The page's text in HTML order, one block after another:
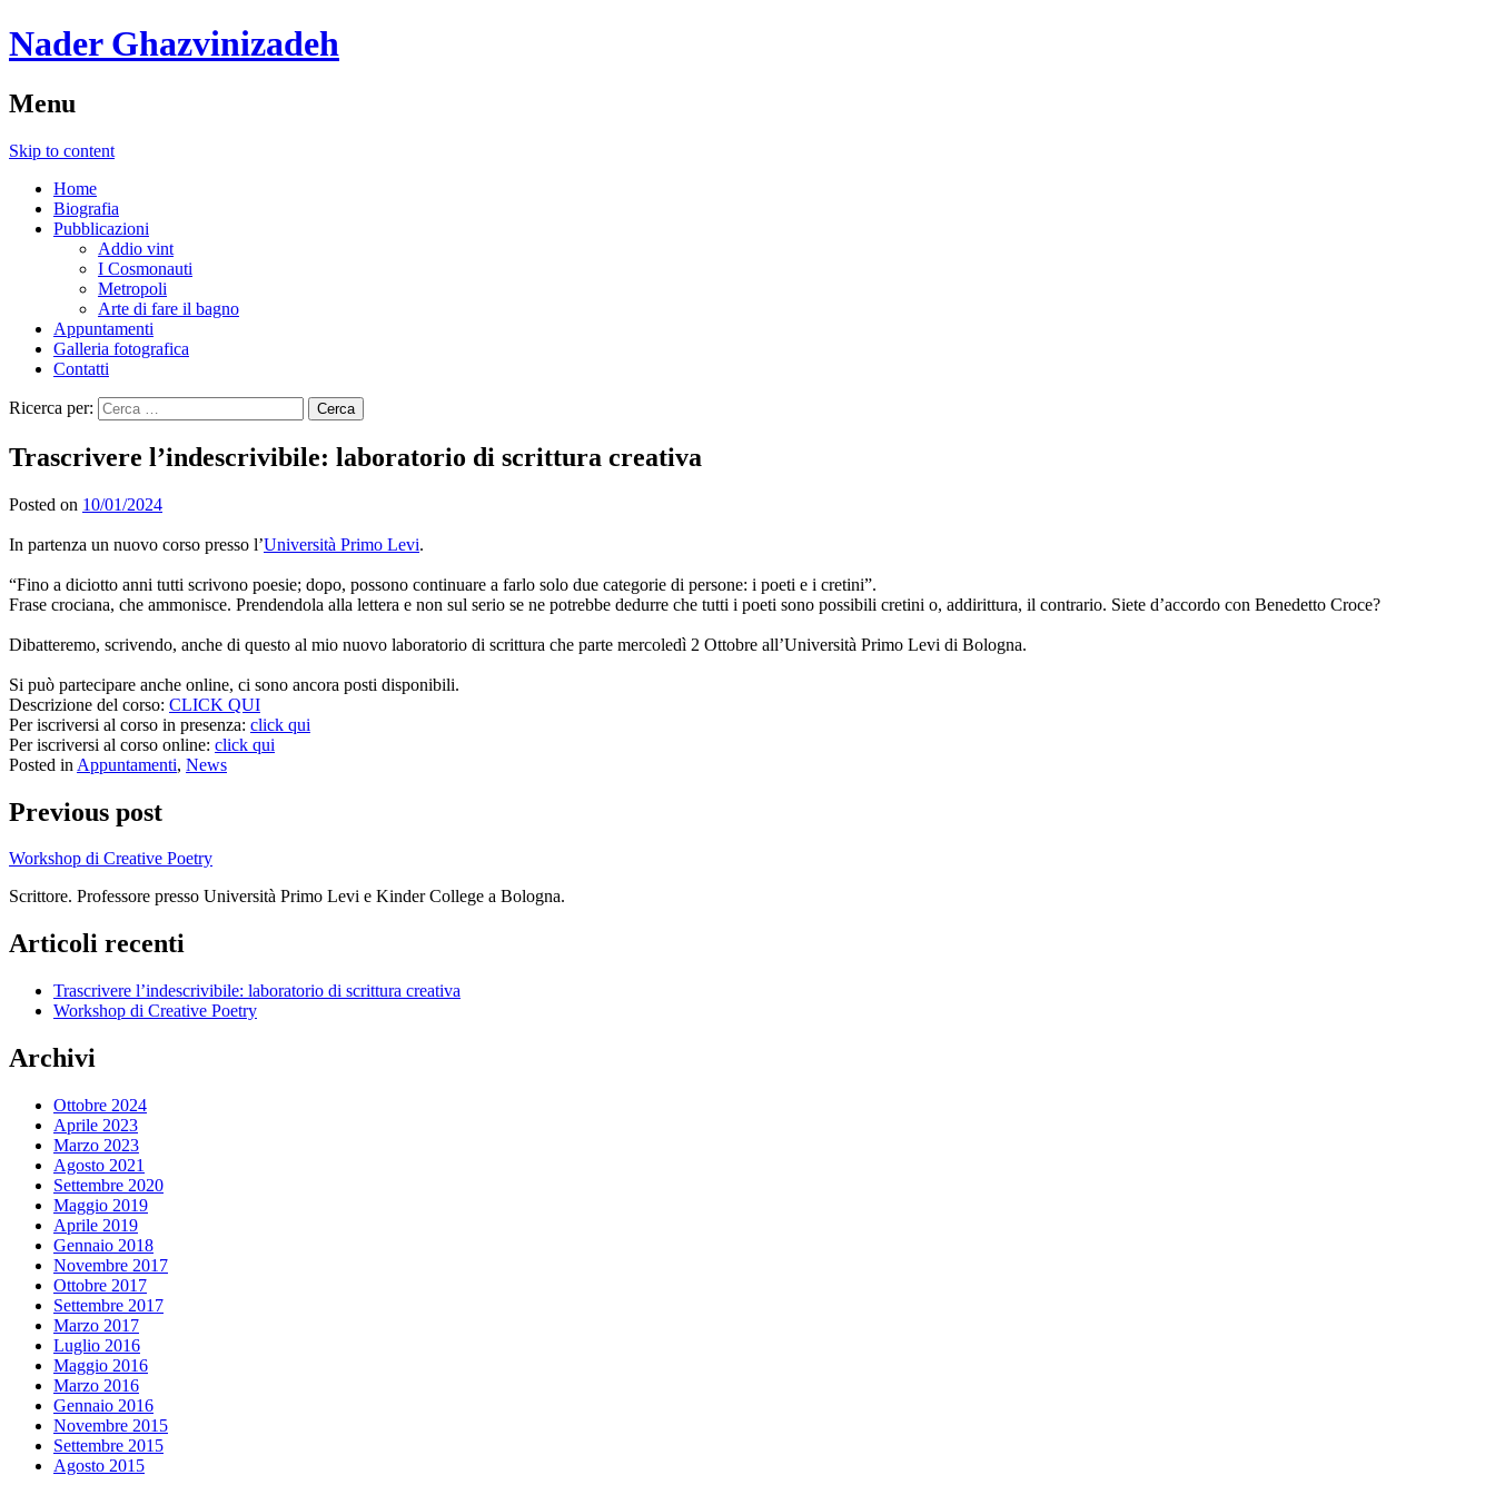
Nader Ghazvinizadeh
Menu
Skip to content
Home
Biografia
Pubblicazioni
Addio vint
I Cosmonauti
Metropoli
Arte di fare il bagno
Appuntamenti
Galleria fotografica
Contatti
Ricerca per:
Trascrivere l’indescrivibile: laboratorio di scrittura creativa
Posted on 10/01/2024
In partenza un nuovo corso presso l’Università Primo Levi.
“Fino a diciotto anni tutti scrivono poesie; dopo, possono continuare a farlo solo due categorie di persone: i poeti e i cretini”.
Frase crociana, che ammonisce. Prendendola alla lettera e non sul serio se ne potrebbe dedurre che tutti i poeti sono possibili cretini o, addirittura, il contrario. Siete d’accordo con Benedetto Croce?
Dibatteremo, scrivendo, anche di questo al mio nuovo laboratorio di scrittura che parte mercoledì 2 Ottobre all’Università Primo Levi di Bologna.
Si può partecipare anche online, ci sono ancora posti disponibili.
Descrizione del corso: CLICK QUI
Per iscriversi al corso in presenza: click qui
Per iscriversi al corso online: click qui
Posted in Appuntamenti, News
Previous post
Workshop di Creative Poetry
Scrittore. Professore presso Università Primo Levi e Kinder College a Bologna.
Articoli recenti
Trascrivere l’indescrivibile: laboratorio di scrittura creativa
Workshop di Creative Poetry
Archivi
Ottobre 2024
Aprile 2023
Marzo 2023
Agosto 2021
Settembre 2020
Maggio 2019
Aprile 2019
Gennaio 2018
Novembre 2017
Ottobre 2017
Settembre 2017
Marzo 2017
Luglio 2016
Maggio 2016
Marzo 2016
Gennaio 2016
Novembre 2015
Settembre 2015
Agosto 2015